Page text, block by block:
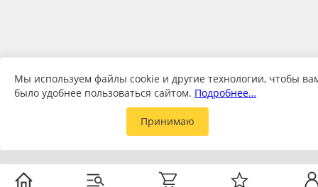
Мы используем файлы cookie и другие технологии, чтобы
было удобнее пользоваться сайтом. Подробнее…
Принимаю